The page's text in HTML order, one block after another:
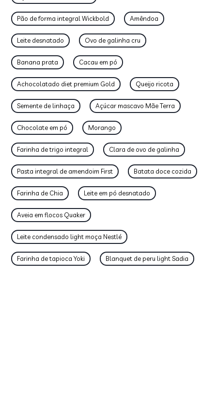
Pão de forma integral Wickbold Amêndoa
Leite desnatado Ovo de galinha cru
Banana prata Cacau em pó
Achocolatado diet premium Gold Queijo ricota
Semente de linhaça Açúcar mascavo Mãe Terra
Chocolate em pó Morango
Farinha de trigo integral Clara de ovo de galinha
Pasta integral de amendoim First Batata doce cozida
Farinha de Chia Leite em pó desnatado
Aveia em flocos Quaker
Leite condensado light moça Nestlé
Farinha de tapioca Yoki Blanquet de peru light Sadia